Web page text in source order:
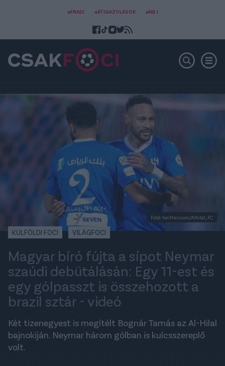
#FRADI #ÁTIGAZOLÁSOK #NB I
Fotó: twitter.com/Alhilal_FC
KÜLFÖLDI FOCI VILÁGFOCI
Magyar bíró fújta a sípot Neymar
szaúdi debütálásán: Egy 11-est és
egy gólpasszt is összehozott a
brazil sztár - videó
Két tizenegyest is megítélt Bognár Tamás az Al-Hilal
bajnokiján. Neymar három gólban is kulcsszereplő
volt.